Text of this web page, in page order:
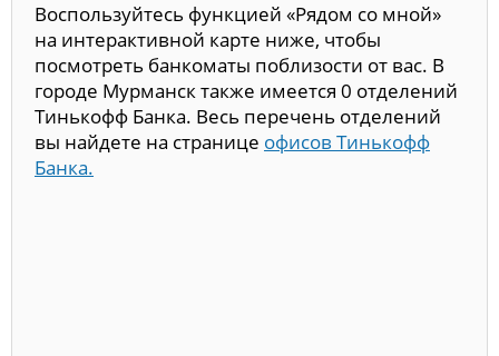
Воспользуйтесь функцией «Рядом со мной»
на интерактивной карте ниже, чтобы
посмотреть банкоматы поблизости от вас. В
городе Мурманск также имеется 0 отделений
Тинькофф Банка. Весь перечень отделений
вы найдете на странице офисов Тинькофф
Банка.